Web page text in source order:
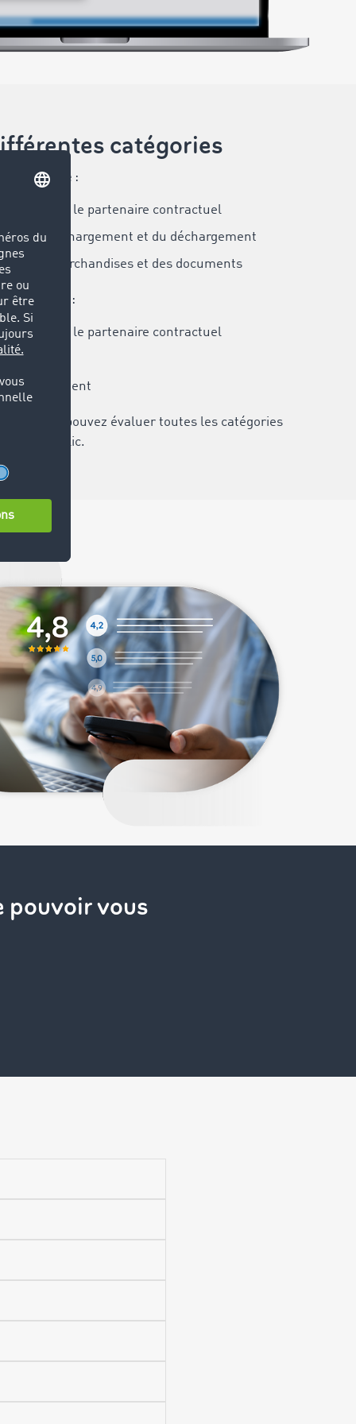
catégories
d’ordre :
avec le partenaire contractuel
lors du chargement et du déchargement
des marchandises et des documents
d’ordre :
avec le partenaire contractuel
accords
du paiement
Vous pouvez évaluer toutes les catégories
un seul clic.
pouvoir vous